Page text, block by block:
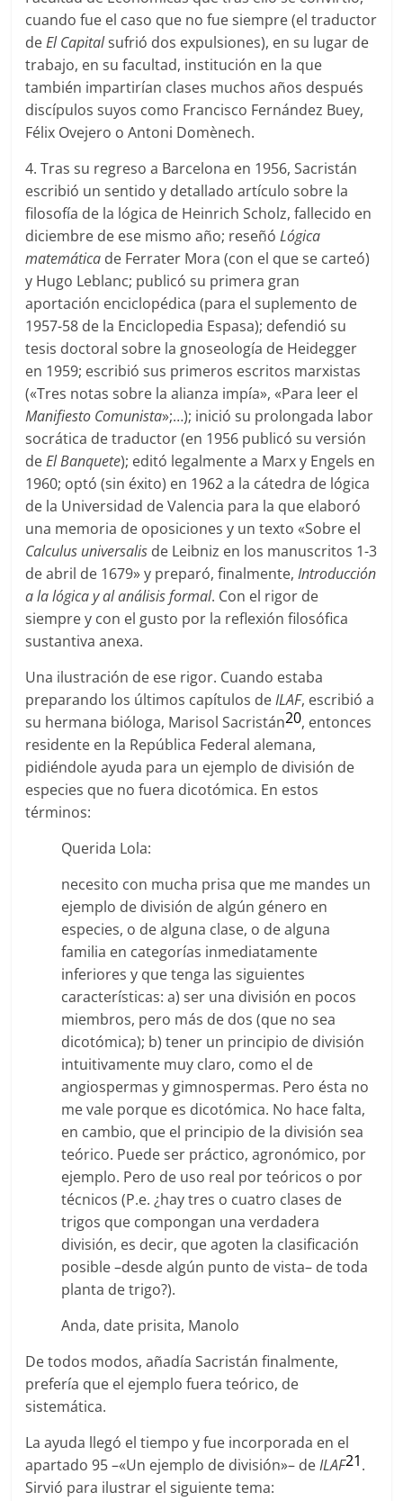
cuando fue el caso que no fue siempre (el traductor
deEl Capitalsufrió dos expulsiones), en su lugar de
trabajo, en su facultad, institución en la que
también impartirían clases muchos años después
discípulos suyos como Francisco Fernández Buey,
Félix Ovejero o Antoni Domènech.
4. Tras su regreso a Barcelona en 1956, Sacristán
escribió un sentido y detallado artículo sobre la
filosofía de la lógica de Heinrich Scholz, fallecido en
diciembre de ese mismo año; reseñóLógica
matemática de Ferrater Mora (con el que se carteó)
y Hugo Leblanc; publicó su primera gran
aportación enciclopédica (para el suplemento de
1957-58 de la Enciclopedia Espasa); defendió su
tesis doctoral sobre la gnoseología de Heidegger
en 1959; escribió sus primeros escritos marxistas
(«Tres notas sobre la alianza impía», «Para leer el
Manifiesto Comunista»;…); inició su prolongada labor
socrática de traductor (en 1956 publicó su versión
deEl Banquete); editó legalmente a Marx y Engels en
1960; optó (sin éxito) en 1962 a la cátedra de lógica
de la Universidad de Valencia para la que elaboró
una memoria de oposiciones y un texto «Sobre el
Calculus universalis de Leibniz en los manuscritos 1-3
de abril de 1679» y preparó, finalmente,Introducción
a la lógica y al análisis formal. Con el rigor de
siempre y con el gusto por la reflexión filosófica
sustantiva anexa.
Una ilustración de ese rigor. Cuando estaba
preparando los últimos capítulos deILAF, escribió a
su hermana bióloga, Marisol Sacristán20, entonces
residente en la República Federal alemana,
pidiéndole ayuda para un ejemplo de división de
especies que no fuera dicotómica. En estos
términos:
Querida Lola:
necesito con mucha prisa que me mandes un
ejemplo de división de algún género en
especies, o de alguna clase, o de alguna
familia en categorías inmediatamente
inferiores y que tenga las siguientes
características: a) ser una división en pocos
miembros, pero más de dos (que no sea
dicotómica); b) tener un principio de división
intuitivamente muy claro, como el de
angiospermas y gimnospermas. Pero ésta no
me vale porque es dicotómica. No hace falta,
en cambio, que el principio de la división sea
teórico. Puede ser práctico, agronómico, por
ejemplo. Pero de uso real por teóricos o por
técnicos (P.e. ¿hay tres o cuatro clases de
trigos que compongan una verdadera
división, es decir, que agoten la clasificación
posible –desde algún punto de vista– de toda
planta de trigo?).
Anda, date prisita, Manolo
De todos modos, añadía Sacristán finalmente,
prefería que el ejemplo fuera teórico, de
sistemática.
La ayuda llegó el tiempo y fue incorporada en el
apartado 95 –«Un ejemplo de división»– deILAF21.
Sirvió para ilustrar el siguiente tema: